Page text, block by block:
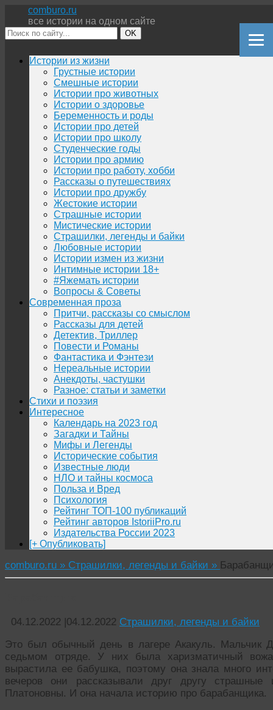
comburo.ru
все истории на одном сайте
OK
Перейти
содержимому
Истории из жизни
Грустные истории
Смешные истории
Истории про животных
Истории о здоровье
Беременность и роды
Истории про детей
Истории про школу
Студенческие годы
Истории про армию
Истории про работу, хобби
Рассказы о путешествиях
Истории про дружбу
Жестокие истории
Страшные истории
Мистические истории
Страшилки, легенды и байки
Любовные истории
Истории измен из жизни
Интимные истории 18+
#Яжемать истории
Вопросы & Советы
Современная проза
Притчи, рассказы со смыслом
Рассказы для детей
Детектив, Триллер
Повести и Романы
Фантастика и Фэнтези
Нереальные истории
Анекдоты, частушки
Разное: статьи и заметки
Стихи и поэзия
Интересное
Календарь на 2023 год
Загадки и Тайны
Мифы и Легенды
Исторические события
Известные люди
НЛО и тайны космоса
Польза и Вред
Психология
Рейтинг ТОП-100 публикаций
Рейтинг авторов IstoriiPro.ru
Издательства России 2023
[+ Опубликовать]
comburo.ru » Страшилки, легенды и байки »
04.12.2022 |04.12.2022 Страшилки, легенды и байки
Это был обычный день в лагере Акакуль.
седьмом отряде. У них была харизматичный
вырастила ее бабушка, поэтому она знала много
вечеров они рассказывали друг другу страшные
Платоновны. И она начала историю про барабанщика.